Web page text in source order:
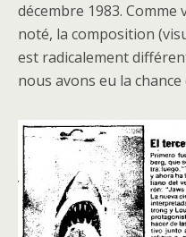
décembre 1983. Comme
noté, la composition
est radicalement
nous avons eu la chance